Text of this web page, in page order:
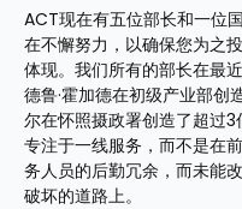
ACT现在有五位部长和一位
在不懈努力，以确保您为之
体现。我们所有的部长在最
德鲁·霍加德在初级产业部创
尔在怀照摄政署创造了超过
专注于一线服务，而不是在
务人员的后勤冗余，而未能
破坏的道路上。